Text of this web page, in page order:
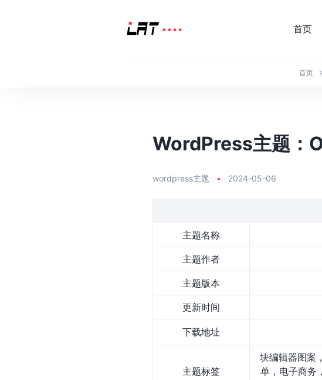
首页
首页
WordPress主题：
wordpress主题 • 2024-05-06
主题名称
主题作者
主题版本
更新时间
下载地址
主题标签
块编辑器图案
单，电子商务